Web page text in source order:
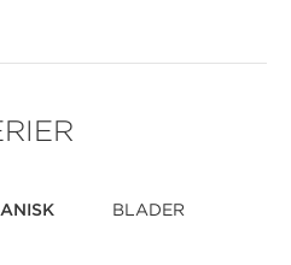
BLADER